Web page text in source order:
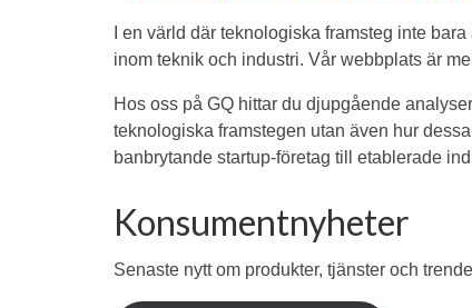
I en värld där teknologiska framsteg inte
inom teknik och industri. Vår webbplats är
Hos oss på GQ hittar du djupgående
teknologiska framstegen utan även hur
banbrytande startup-företag till etablerade
Konsumentnyheter
Senaste nytt om produkter, tjänster och